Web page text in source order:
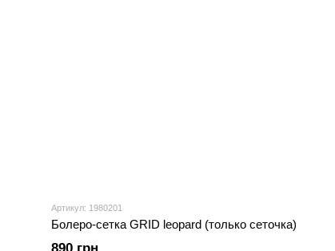
Артикул: 1980201
Болеро-сетка GRID leopard (только сеточка)